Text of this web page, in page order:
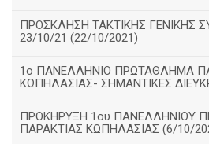
ΠΡΟΣΚΛΗΣΗ ΤΑΚΤΙΚΗΣ ΓΕΝΙΚΗΣ
23/10/21 (22/10/2021)
1ο ΠΑΝΕΛΛΗΝΙΟ ΠΡΩΤΑΘΛΗΜΑ
ΚΩΠΗΛΑΣΙΑΣ- ΣΗΜΑΝΤΙΚΕΣ
ΠΡΟΚΗΡΥΞΗ 1ου ΠΑΝΕΛΛΗΝΙΟΥ
ΠΑΡΑΚΤΙΑΣ ΚΩΠΗΛΑΣΙΑΣ (6/10/